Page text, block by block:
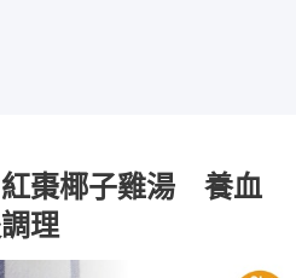
紅棗椰子雞湯 養血
理